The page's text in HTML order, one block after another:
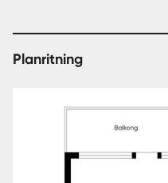
Planritning